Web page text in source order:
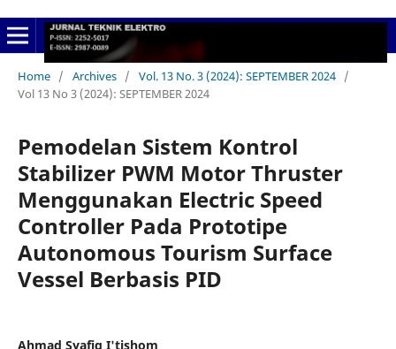
Home / Archives / Vol. 13 No. 3 (2024): SEPTEMBER 2024 /
Vol 13 No 3 (2024): SEPTEMBER 2024
Pemodelan Sistem Kontrol
Stabilizer PWM Motor Thruster
Menggunakan Electric Speed
Controller Pada Prototipe
Autonomous Tourism Surface
Vessel Berbasis PID
Ahmad Syafiq I'tishom